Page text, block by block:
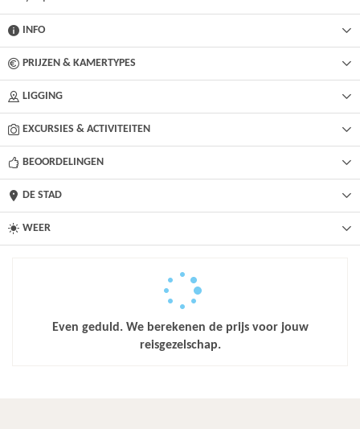
INFO
PRIJZEN & KAMERTYPES
LIGGING
EXCURSIES & ACTIVITEITEN
BEOORDELINGEN
DE STAD
WEER
Even geduld. We berekenen de prijs voor jouw
reisgezelschap.